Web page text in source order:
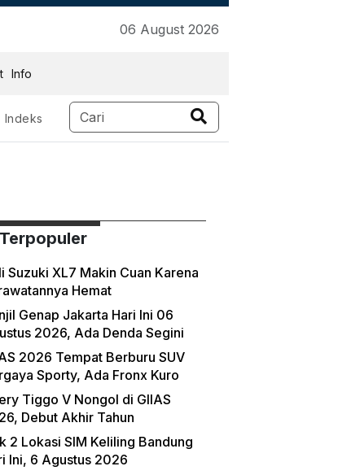
06 August 2026
Info
Indeks
Suzuki XL7 Makin Cuan Karena
Hemat
Genap Jakarta Hari Ini 06
2026, Ada Denda Segini
2026 Tempat Berburu SUV
Sporty, Ada Fronx Kuro
Tiggo V Nongol di GIIAS
Debut Akhir Tahun
2 Lokasi SIM Keliling Bandung
Ini, 6 Agustus 2026